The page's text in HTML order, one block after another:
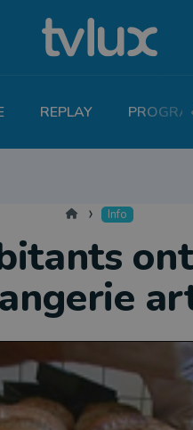
REPLAY
Accueil Info